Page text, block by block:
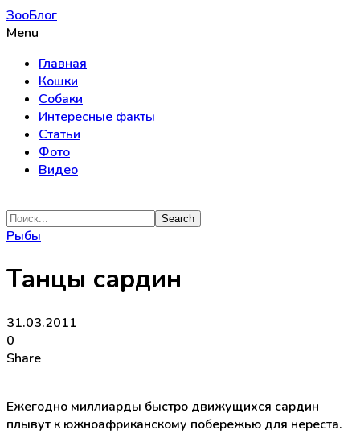
ЗооБлог
Menu
Главная
Кошки
Собаки
Интересные факты
Статьи
Фото
Видео
Рыбы
Танцы сардин
31.03.2011
0
Share
Ежегодно миллиарды быстро движущихся сардин
плывут к южноафриканскому побережью для нереста.